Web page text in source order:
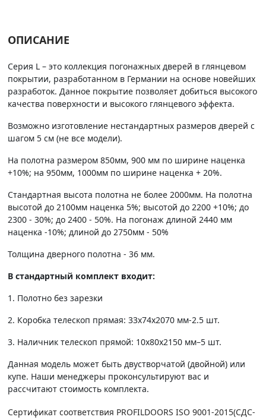
ОПИСАНИЕ
Серия L – это коллекция погонажных дверей в глянцевом
покрытии, разработанном в Германии на основе новейших
разработок. Данное покрытие позволяет добиться высокого
качества поверхности и высокого глянцевого эффекта.
Возможно изготовление нестандартных размеров дверей с
шагом 5 см (не все модели).
На полотна размером 850мм, 900 мм по ширине наценка
+10%; на 950мм, 1000мм по ширине наценка + 20%.
Стандартная высота полотна не более 2000мм. На полотна
высотой до 2100мм наценка 5%; высотой до 2200 +10%; до
2300 - 30%; до 2400 - 50%. На погонаж длиной 2440 мм
наценка -10%; длиной до 2750мм - 50%
Толщина дверного полотна - 36 мм.
В стандартный комплект входит:
1. Полотно без зарезки
2. Коробка телескоп прямая: 33х74х2070 мм-2.5 шт.
3. Наличник телескоп прямой: 10х80х2150 мм–5 шт.
Данная модель может быть двустворчатой (двойной) или
купе. Наши менеджеры проконсультируют вас и
рассчитают стоимость комплекта.
Сертификат соответствия PROFILDOORS ISO 9001-2015(СДС-